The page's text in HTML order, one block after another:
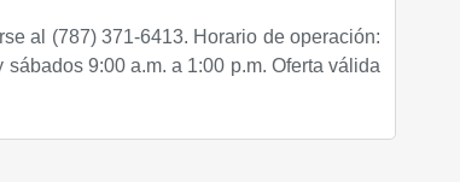
al (787) 371-6413. Horario de operación:
9:00 a.m. a 1:00 p.m. Oferta válida